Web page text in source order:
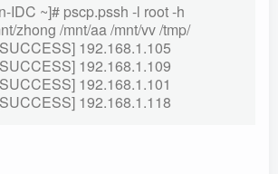
IDC ~]# pscp.pssh -l root -h
zhong /mnt/aa /mnt/vv /tmp/
192.168.1.105
192.168.1.109
192.168.1.101
192.168.1.118